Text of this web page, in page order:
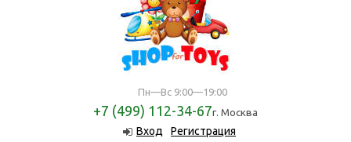
Пн—Вс 9:00—19:00
+7 (499) 112-34-67г. Москва
Вход
Регистрация